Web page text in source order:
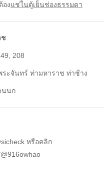
องแช่ในตู้เย็นช่องธรรมดา
ช
208
ระจันทร์ ท่ามหาราช ท่าช้าง
นนก
หรือคลิก